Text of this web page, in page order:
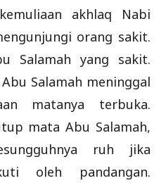
akhlaq Nabi
orang sakit.
Salamah yang sakit.
Salamah meninggal
matanya terbuka.
mata Abu Salamah,
ruh jika
oleh pandangan.